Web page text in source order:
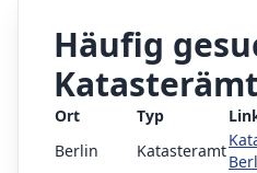
Häufig
Ort Typ
Berlin
Katasteramt